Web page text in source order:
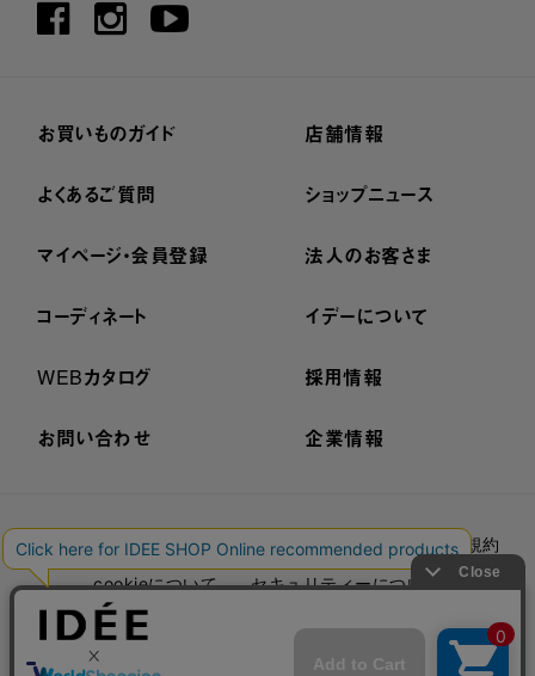
お買いものガイド
よくあるご質問
マイページ・会員登録
コーディネート
WEBカタログ
お問い合わせ
店舗情報
ショップニュース
法人のお客さま
イデーについて
採用情報
企業情報
プライバシーポリシー 外部送信ポリシー
ご利用規約
cookieについて
セキュリティーについて
特定商取引法に基づく表示
古物営業法に基づく表示